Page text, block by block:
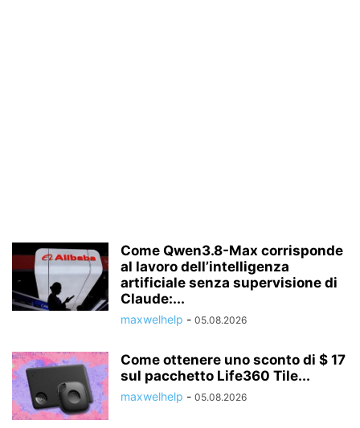
Come Qwen3.8-Max corrisponde
al lavoro dell’intelligenza
artificiale senza supervisione di
Claude:...
maxwelhelp - 05.08.2026
Come ottenere uno sconto di $ 17
sul pacchetto Life360 Tile...
maxwelhelp - 05.08.2026